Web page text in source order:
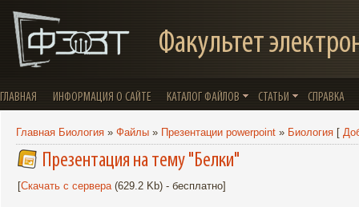
Факультет
ГЛАВНАЯ ИНФОРМАЦИЯ О САЙТЕ КАТАЛОГ ФАЙЛОВ СТАТЬИ СПРАВКА
Главная Биология » Файлы » Презентации powerpoint » Биология [
Презентация на тему "Белки"
[Скачать с сервера(629.2 Kb) - бесплатно]